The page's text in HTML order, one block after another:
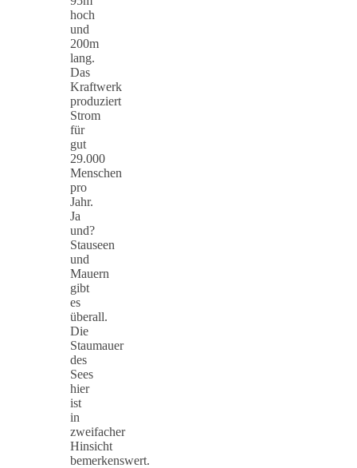
hoch
und
200m
lang.
Das
Kraftwerk
produziert
Strom
für
gut
29.000
Menschen
pro
Jahr.
Ja
und?
Stauseen
und
Mauern
gibt
es
überall.
Die
Staumauer
des
Sees
hier
ist
in
zweifacher
Hinsicht
bemerkenswert.